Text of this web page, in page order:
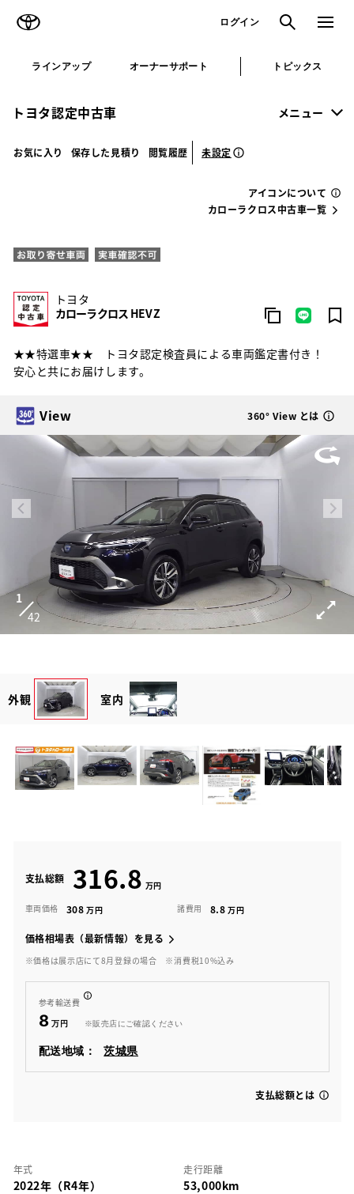
ログイン 検索 メニュ
ラインアップ オーナーサポート トピックス
トヨタ認定中古車 メニュー
お気に入り 保存した見積り 閲覧履歴 未設定
アイコンについて
カローラクロス中古車一覧
トヨタ
カローラクロス HEV Z
★★特選車★★ トヨタ認定検査員による車両鑑定書付き！
安心と共にお届けします。
View 360° View とは
1
42
外観 室内
支払総額 316.8
車両価格 308 諸費用 8.8
価格相場表（最新情報）を見る
※価格は展示店にて8月登録の場合 ※消費税10%込み
参考輸送費
8 ※販売店にご確認ください
配送地域： 茨城県
支払総額とは
年式
2022年（R4年）
走行距離
53,000km